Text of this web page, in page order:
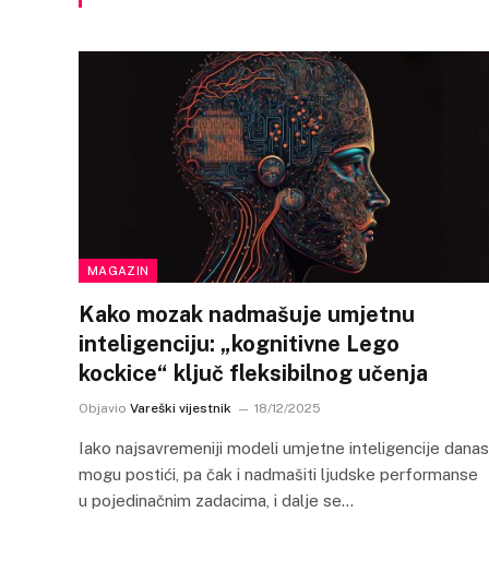
MAGAZIN
Kako mozak nadmašuje umjetnu
inteligenciju: „kognitivne Lego
kockice“ ključ fleksibilnog učenja
Objavio Vareški vijestnik 18/12/2025
Iako najsavremeniji modeli umjetne inteligencije danas
mogu postići, pa čak i nadmašiti ljudske performanse
u pojedinačnim zadacima, i dalje se…